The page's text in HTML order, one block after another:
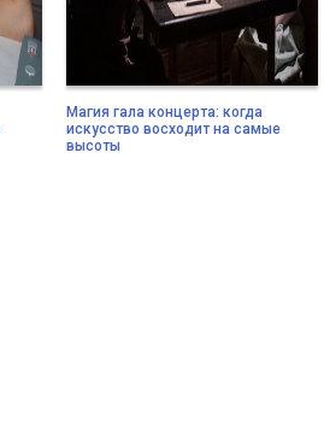
Магия гала концерта: когда
искусство восходит на самые
высоты